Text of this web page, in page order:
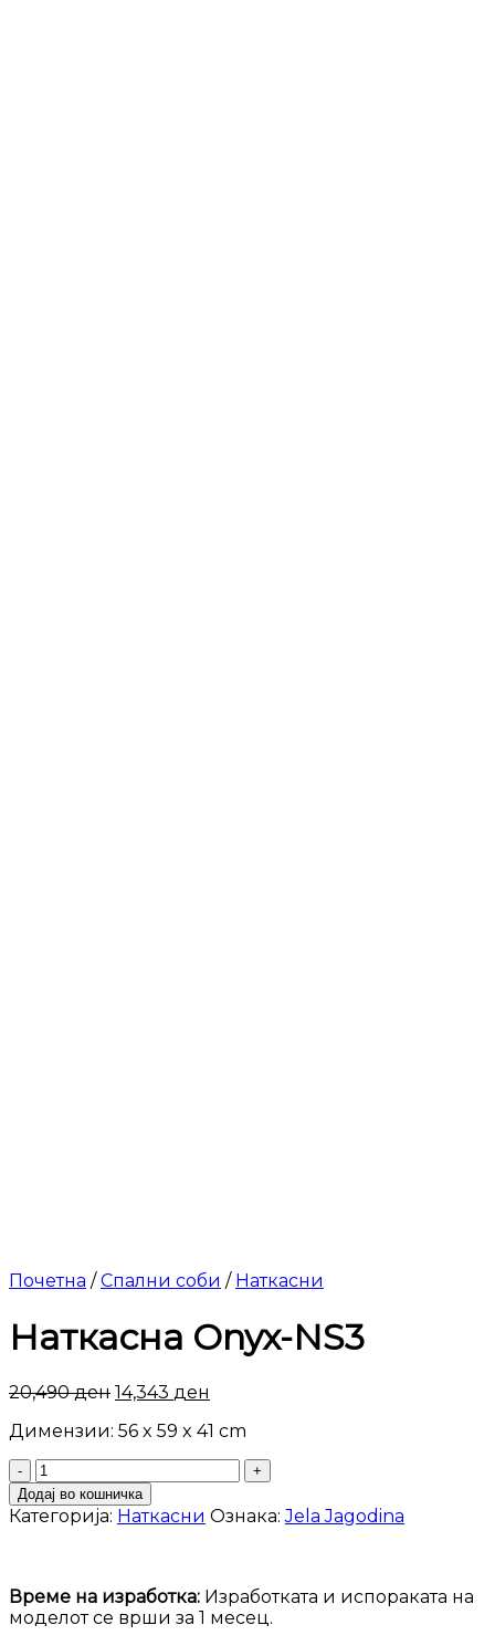
Почетна / Спални соби / Наткасни
Наткасна Onyx-NS3
20,490ден 14,343 ден
Димензии: 56 x 59 x 41 cm
Наткасна
Onyx-
NS3
количина
Додај во кошничка
Категорија: Наткасни Ознака:Jela Jagodina
Време на изработка: Изработката и испораката на
моделот се врши за 1 месец.